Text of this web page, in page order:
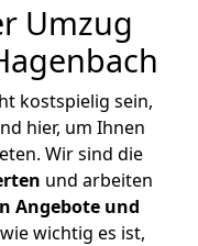
Umzug
kostspielig sein,
hier, um Ihnen
Wir sind die
und arbeiten
Angebote und
wichtig es ist,